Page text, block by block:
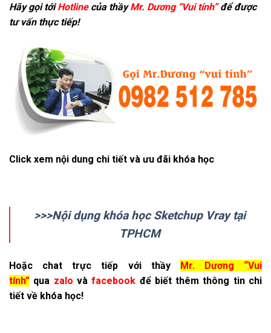
Hãy gọi tớiHotlinecủa thầyMr. Dương “Vui tính”để được
tư vấn thực tiếp!
Click xem nội dung chi tiết và ưu đãi khóa học
>>>Nội dụng khóa học Sketchup Vray tại
TPHCM
Hoặc chat trực tiếp với thầy
Mr. Dương “Vui
tính” qua zalo vàfacebook để biết thêm thông tin chi
tiết về khóa học!